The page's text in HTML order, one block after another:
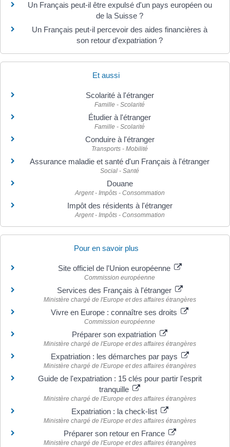
Un Français peut-il être expulsé d'un pays européen ou
de la Suisse ?
Un Français peut-il percevoir des aides financières à
son retour d'expatriation ?
Et aussi
Scolarité à l'étranger
Famille - Scolarité
Étudier à l'étranger
Famille - Scolarité
Conduire à l'étranger
Transports - Mobilité
Assurance maladie et santé d'un Français à l'étranger
Social - Santé
Douane
Argent - Impôts - Consommation
Impôt des résidents à l'étranger
Argent - Impôts - Consommation
Pour en savoir plus
Site officiel de l'Union européenne
Commission européenne
Services des Français à l'étranger
Ministère chargé de l'Europe et des affaires étrangères
Vivre en Europe : connaître ses droits
Commission européenne
Préparer son expatriation
Ministère chargé de l'Europe et des affaires étrangères
Expatriation : les démarches par pays
Ministère chargé de l'Europe et des affaires étrangères
Guide de l'expatriation : 15 clés pour partir l'esprit
tranquille
Ministère chargé de l'Europe et des affaires étrangères
Expatriation : la check-list
Ministère chargé de l'Europe et des affaires étrangères
Préparer son retour en France
Ministère chargé de l'Europe et des affaires étrangères